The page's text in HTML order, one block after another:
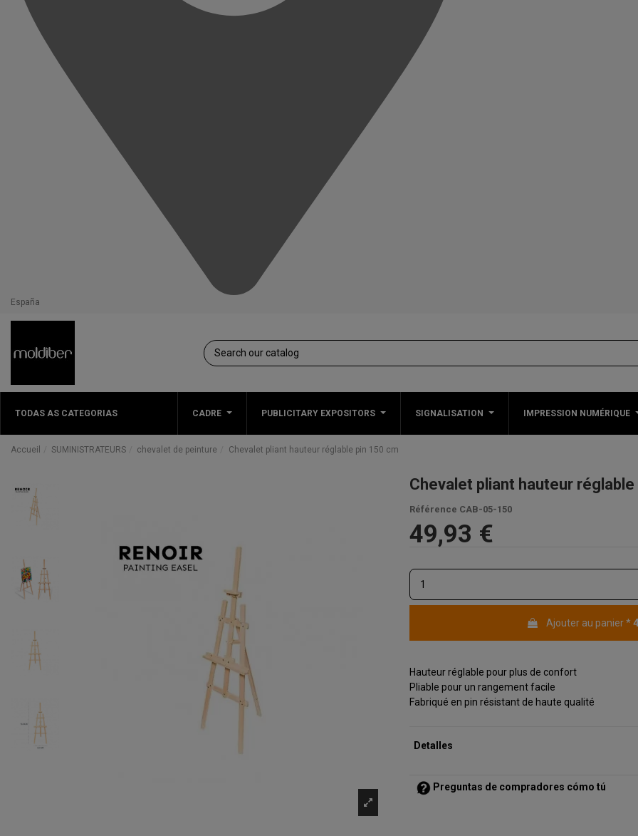
España
TODAS AS CATEGORIAS CADRE PUBLICITARY EXPOSITORS SIGNALISATION IMPRESSION NUMÉRIQUE
Accueil SUMINISTRATEURS chevalet de peinture Chevalet pliant hauteur réglable pin 150 cm
Chevalet pliant hauteur
Référence CAB-05-150
49,93 €
Ajouter au panier *
Hauteur réglable pour plus de confort
Pliable pour un rangement facile
Fabriqué en pin résistant de haute qualité
Detalles
Preguntas de compradores cómo tú